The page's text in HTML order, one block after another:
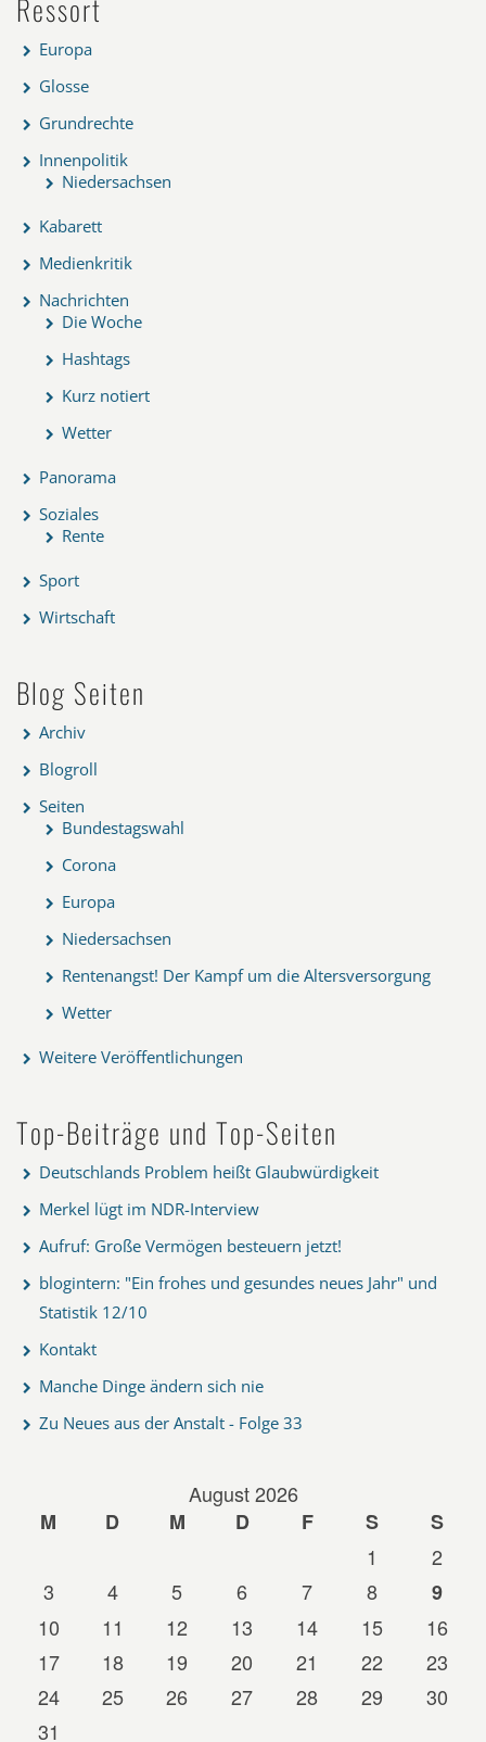
Ressort
Europa
Glosse
Grundrechte
Innenpolitik
Niedersachsen
Kabarett
Medienkritik
Nachrichten
Die Woche
Hashtags
Kurz notiert
Wetter
Panorama
Soziales
Rente
Sport
Wirtschaft
Blog Seiten
Archiv
Blogroll
Seiten
Bundestagswahl
Corona
Europa
Niedersachsen
Rentenangst! Der Kampf um die Altersversorgung
Wetter
Weitere Veröffentlichungen
Top-Beiträge und Top-Seiten
Deutschlands Problem heißt Glaubwürdigkeit
Merkel lügt im NDR-Interview
Aufruf: Große Vermögen besteuern jetzt!
blogintern: "Ein frohes und gesundes neues Jahr" und
Statistik 12/10
Kontakt
Manche Dinge ändern sich nie
Zu Neues aus der Anstalt - Folge 33
August 2026
M
D M D F S
S
1
2
3
4 5 6 7 8
9
10
11 12 13 14 15
16
17
18 19 20 21 22
23
24
25 26 27 28 29
30
31